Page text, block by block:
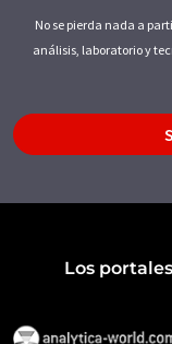
No se pierda nada a
análisis, laboratorio y
Los